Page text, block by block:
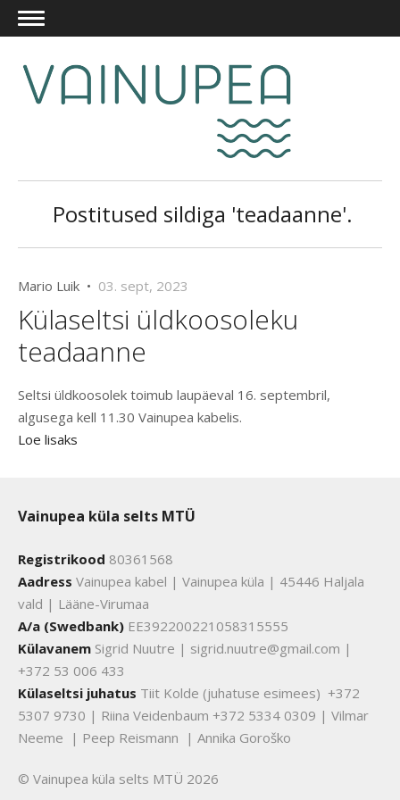
Postitused sildiga 'teadaanne'.
Mario Luik • 03. sept, 2023
Külaseltsi üldkoosoleku
teadaanne
Seltsi üldkoosolek toimub laupäeval 16. septembril,
algusega kell 11.30 Vainupea kabelis.
Loe lisaks
Vainupea küla selts MTÜ
Registrikood 80361568
Aadress Vainupea kabel | Vainupea küla | 45446 Haljala
vald | Lääne-Virumaa
A/a (Swedbank) EE392200221058315555
Külavanem Sigrid Nuutre | sigrid.nuutre@gmail.com |
+372 53 006 433
Külaseltsi juhatus Tiit Kolde (juhatuse esimees) +372
5307 9730 | Riina Veidenbaum +372 5334 0309 | Vilmar
Neeme | Peep Reismann | Annika Goroško
© Vainupea küla selts MTÜ 2026